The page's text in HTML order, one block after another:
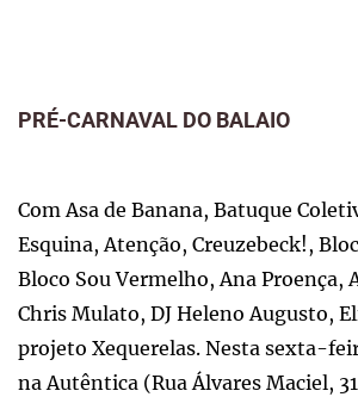
PRÉ-CARNAVAL DO BALAIO
Com Asa de Banana, Batuque
Esquina, Atenção, Creuzebeck!,
Bloco Sou Vermelho, Ana Proença,
Chris Mulato, DJ Heleno Augusto,
projeto Xequerelas. Nesta sexta-
na Autêntica (Rua Álvares Maciel,